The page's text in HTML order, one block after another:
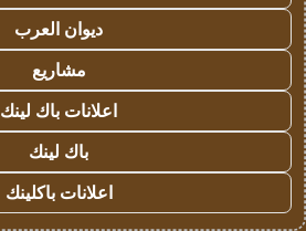
ديوان العرب
مشاريع
اعلانات باك لينك
باك لينك
اعلانات باكلينك